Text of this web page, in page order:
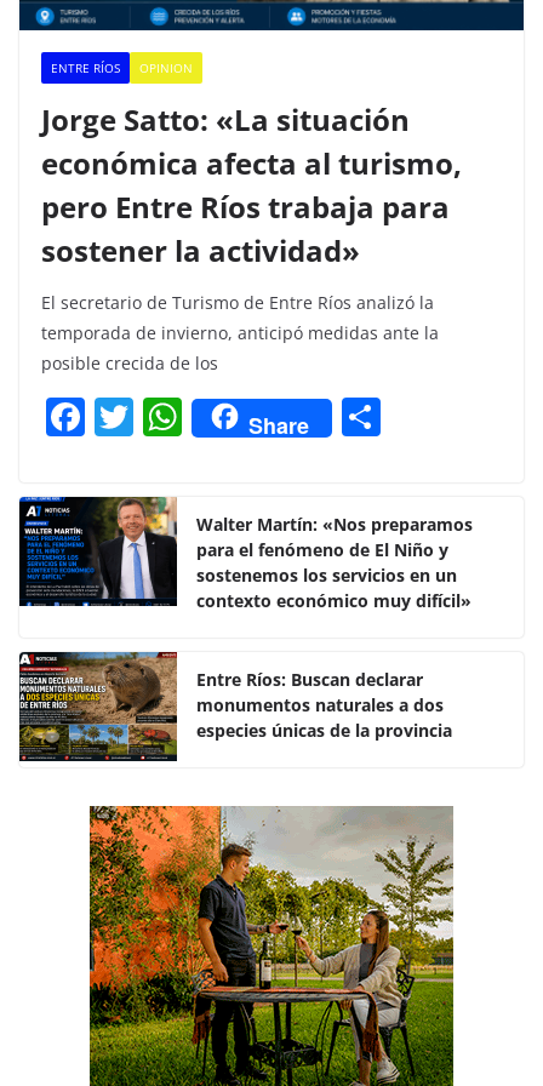
ENTRE RÍOS OPINION
Jorge Satto: «La situación
económica afecta al turismo,
pero Entre Ríos trabaja para
sostener la actividad»
El secretario de Turismo de Entre Ríos analizó la
temporada de invierno, anticipó medidas ante la
posible crecida de los
F
c
e
b
o
o
k
T
itt
er
W
h
s
A
p
Share
p
ar
tir
Walter Martín: «Nos preparamos
para el fenómeno de El Niño y
sostenemos los servicios en un
contexto económico muy difícil»
Entre Ríos: Buscan declarar
monumentos naturales a dos
especies únicas de la provincia